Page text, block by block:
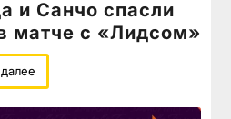
и Санчо спасли
матче с «Лидсом»